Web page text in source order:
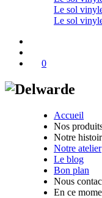
Le sol
Le sol
0
Accueil
Nos
Notre
Notre atelier
Le blog
Bon plan
Nous
En ce